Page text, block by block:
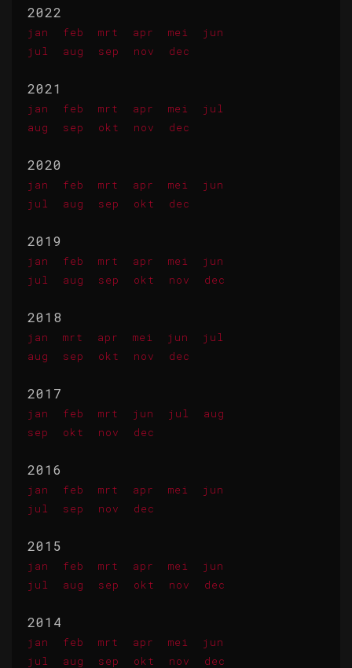
2022
jan feb mrt apr mei
jun
jul
aug sep nov dec
2021
jan feb mrt apr mei
jul
aug
sep okt nov dec
2020
jan feb mrt apr mei
jun
jul
aug sep okt dec
2019
jan feb mrt apr mei
jun
jul
aug sep okt nov dec
2018
jan mrt apr mei jun
jul
aug
sep okt nov dec
2017
jan feb mrt jun jul
aug
sep
okt nov dec
2016
jan feb mrt apr mei
jun
jul
sep nov dec
2015
jan feb mrt apr mei
jun
jul
aug sep okt nov dec
2014
jan feb mrt apr mei
jun
jul
aug sep okt nov dec